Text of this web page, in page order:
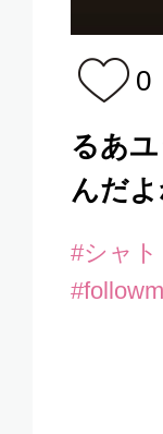
0
るあ
んだ
#シャト